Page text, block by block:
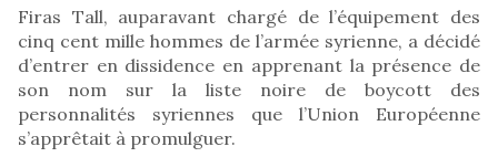
Firas Tall, auparavant chargé de l’équipement des
cinq cent mille hommes de l’armée syrienne, a décidé
d’entrer en dissidence en apprenant la présence de
son nom sur la liste noire de boycott des
personnalités syriennes que l’Union Européenne
s’apprêtait à promulguer.